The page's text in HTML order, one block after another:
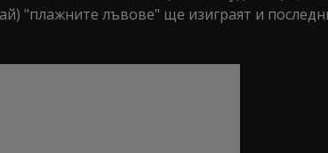
"плажните лъвове" ще изиграят и